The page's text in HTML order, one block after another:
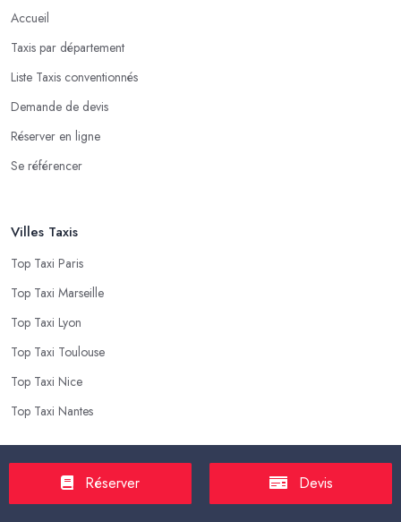
Accueil
Taxis par département
Liste Taxis conventionnés
Demande de devis
Réserver en ligne
Se référencer
Villes Taxis
Top Taxi Paris
Top Taxi Marseille
Top Taxi Lyon
Top Taxi Toulouse
Top Taxi Nice
Top Taxi Nantes
Top Taxis
Tarif Course Taxi
Réserver Devis